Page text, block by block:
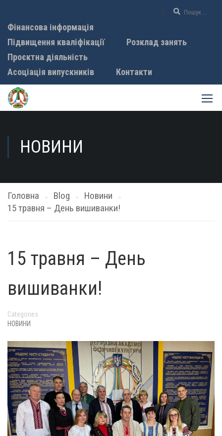
Фінансова інформація
Підвищення кваліфікації
Розклад занять
Проєктна діяльність
Асоціація випускників
Контакти
НОВИНИ
Головна Blog
Новини
15 травня – День вишиванки!
15 травня – День
вишиванки!
Categories
НОВИНИ